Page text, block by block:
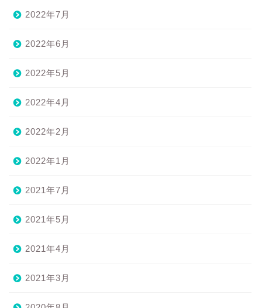
2022年7月
2022年6月
2022年5月
2022年4月
2022年2月
2022年1月
2021年7月
2021年5月
2021年4月
2021年3月